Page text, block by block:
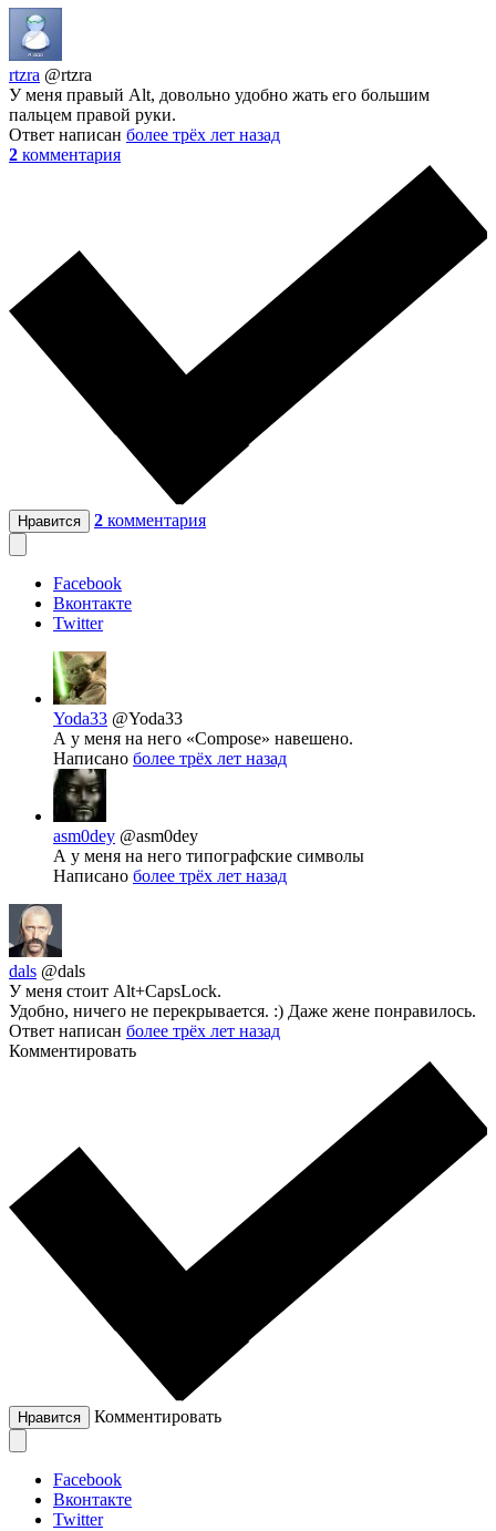
rtzra @rtzra
У меня правый Alt, довольно удобно жать его большим
пальцем правой руки.
Ответ написан более трёх лет назад
2 комментария
Нравится 2 комментария
Facebook
Вконтакте
Twitter
Yoda33 @Yoda33
А у меня на него «Compose» навешено.
Написано более трёх лет назад
asm0dey @asm0dey
А у меня на него типографские символы
Написано более трёх лет назад
dals @dals
У меня стоит Alt+CapsLock.
Удобно, ничего не перекрывается. :) Даже жене понравилось.
Ответ написан более трёх лет назад
Комментировать
Нравится Комментировать
Facebook
Вконтакте
Twitter